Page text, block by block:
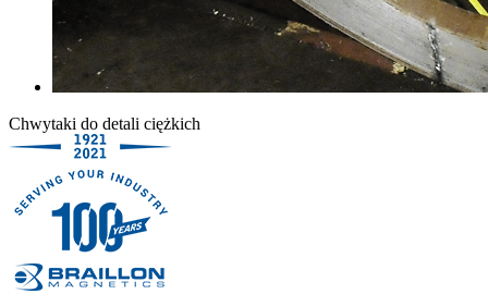
Chwytaki do detali ciężkich